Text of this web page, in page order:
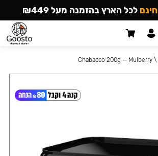
\
Chabacco 200g — Mulberry
חינם לכל הארץ בהזמנה מעל ₪449